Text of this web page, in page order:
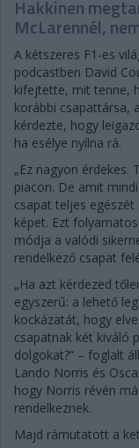
Hakkinen
McLarennél,
A kétszeres F1-es
podcastben David
kifejtette, mit tenne,
korábbi csapattársa,
kérdezte, hogy
ha esélye nyílna rá.
„Ez nagyon érdekes.
piacon. De amit
csapat teljes
képet. Ezt
módja a valódi
rendelkező csapat
„Ha azt kérdezed
egyszerű: a lehető
kockázatát, hogy
csapatnak két kiváló
dolgokat?” – foglalt
Lando Norris és
hogy Norris révén
rendelkeznek.
Majd rámutatott a